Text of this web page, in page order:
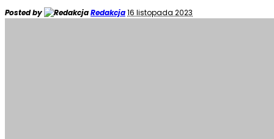
Posted by
Redakcja16 listopada 2023